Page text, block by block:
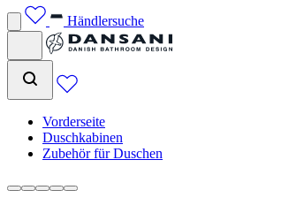
Händlersuche
Vorderseite
Duschkabinen
Zubehör für Duschen